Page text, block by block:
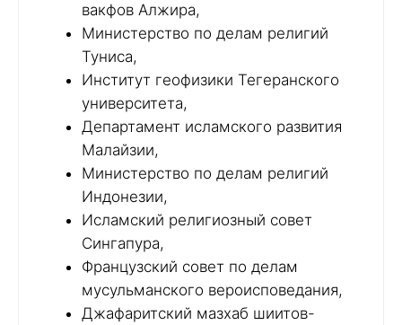
вакфов Алжира,
Министерство по делам религий
Туниса,
Институт геофизики Тегеранского
университета,
Департамент исламского развития
Малайзии,
Министерство по делам религий
Индонезии,
Исламский религиозный совет
Сингапура,
Французский совет по делам
мусульманского вероисповедания,
Джафаритский мазхаб шиитов-